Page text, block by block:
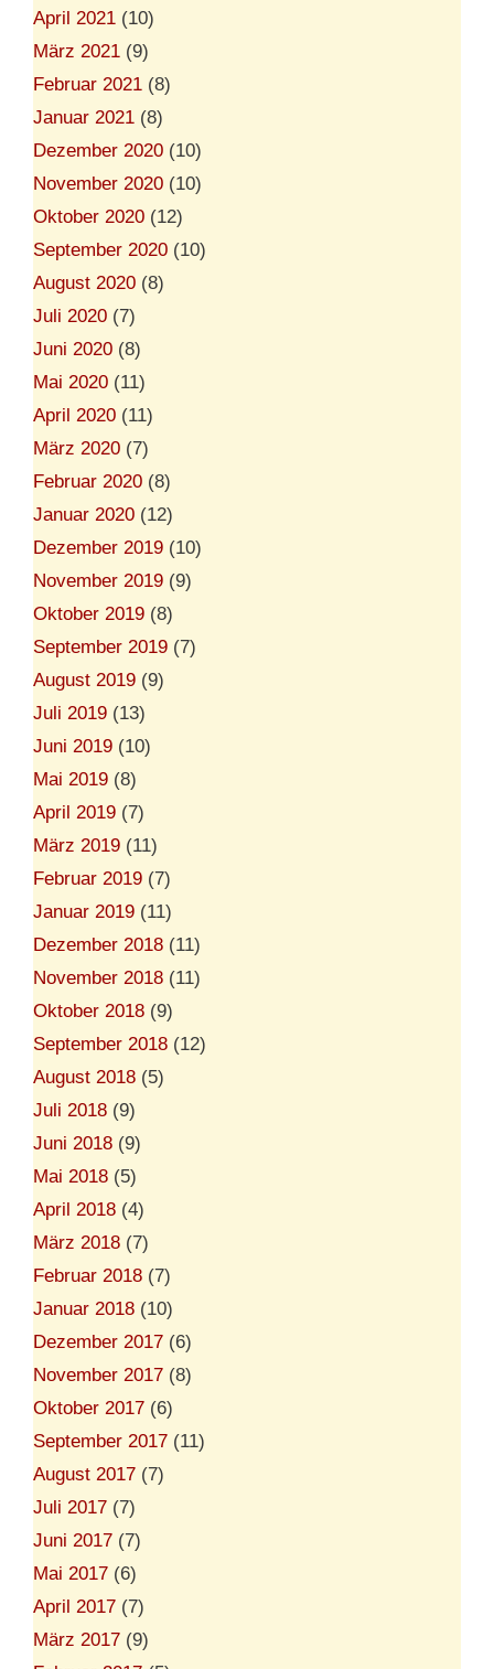
April 2021 (10)
März 2021 (9)
Februar 2021 (8)
Januar 2021 (8)
Dezember 2020 (10)
November 2020 (10)
Oktober 2020 (12)
September 2020 (10)
August 2020 (8)
Juli 2020 (7)
Juni 2020 (8)
Mai 2020 (11)
April 2020 (11)
März 2020 (7)
Februar 2020 (8)
Januar 2020 (12)
Dezember 2019 (10)
November 2019 (9)
Oktober 2019 (8)
September 2019 (7)
August 2019 (9)
Juli 2019 (13)
Juni 2019 (10)
Mai 2019 (8)
April 2019 (7)
März 2019 (11)
Februar 2019 (7)
Januar 2019 (11)
Dezember 2018 (11)
November 2018 (11)
Oktober 2018 (9)
September 2018 (12)
August 2018 (5)
Juli 2018 (9)
Juni 2018 (9)
Mai 2018 (5)
April 2018 (4)
März 2018 (7)
Februar 2018 (7)
Januar 2018 (10)
Dezember 2017 (6)
November 2017 (8)
Oktober 2017 (6)
September 2017 (11)
August 2017 (7)
Juli 2017 (7)
Juni 2017 (7)
Mai 2017 (6)
April 2017 (7)
März 2017 (9)